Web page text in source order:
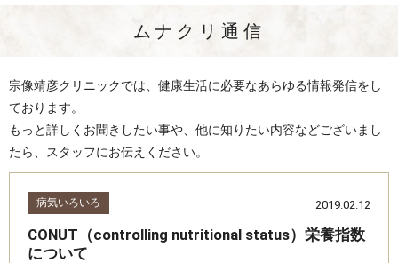
ムナクリ通信
宗像靖彦クリニックでは、健康生活に必要なあらゆる情報発信をし
ております。
もっと詳しくお聞きしたい事や、他に知りたい内容などございまし
たら、スタッフにお伝えください。
病気いろいろ
CONUT（controlling nutritional status）栄養指数
について
2019.02.12